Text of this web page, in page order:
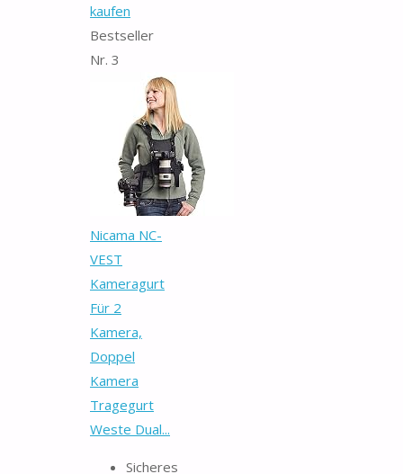
kaufen
Bestseller
Nr. 3
Nicama NC-
VEST
Kameragurt
Für 2
Kamera,
Doppel
Kamera
Tragegurt
Weste Dual...
Sicheres